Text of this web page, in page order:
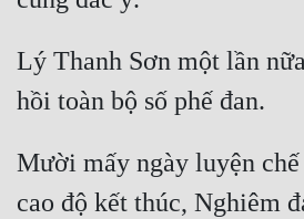
Nữ Cường
Nữ Phụ
Phong Thủy - Tâm Linh
Phản Phái
Lý Thanh Sơn một lần
Mười mấy ngày luyện chế
cao độ kết thúc, Nghiêm